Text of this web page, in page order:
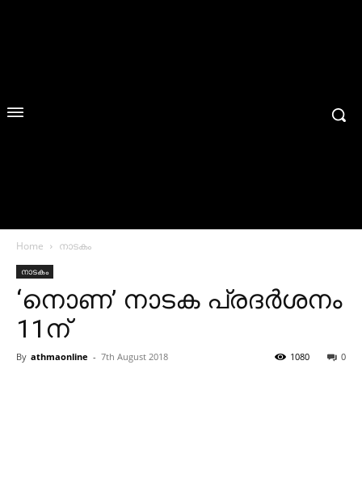
Home നാടകം
നാടകം
‘നൊണ’ നാടക പ്രദര്‍ശനം
11ന്
By athmaonline - 7th August 2018 0
1080